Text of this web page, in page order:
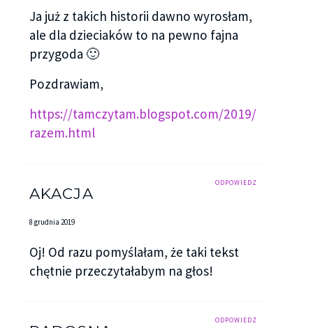
Ja już z takich historii dawno wyrosłam,
ale dla dzieciaków to na pewno fajna
przygoda 🙂
Pozdrawiam,
https://tamczytam.blogspot.com/2019/11/
razem.html
ODPOWIEDZ
AKACJA
8 grudnia 2019
Oj! Od razu pomyślałam, że taki tekst
chętnie przeczytałabym na głos!
ODPOWIEDZ